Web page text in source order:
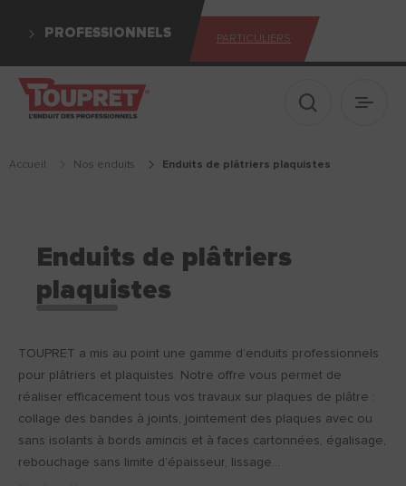
PROFESSIONNELS PARTICULIERS
Afficher le
Accueil Nos enduits enduits de plâtriers plaquistes
Enduits de plâtriers
plaquistes
TOUPRET a mis au point une gamme d’enduits professionnels
pour plâtriers et plaquistes. Notre offre vous permet de
réaliser efficacement tous vos travaux sur plaques de plâtre :
collage des bandes à joints, jointement des plaques avec ou
sans isolants à bords amincis et à faces cartonnées, égalisage,
rebouchage sans limite d’épaisseur, lissage…